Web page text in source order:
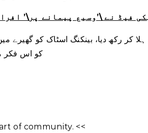
فیڈ نے \’وسیع پیمانے پر\’
کر رکھ دیا، بینکنگ اسٹاک کو گھیرے میں
کو اس فکر
of community. <<